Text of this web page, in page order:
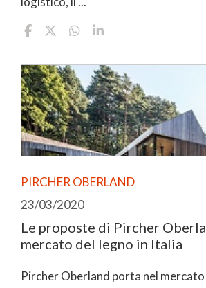
PIRCHER OBERLAND
23/03/2020
Le proposte di Pircher
mercato del legno in Italia
Pircher Oberland porta nel